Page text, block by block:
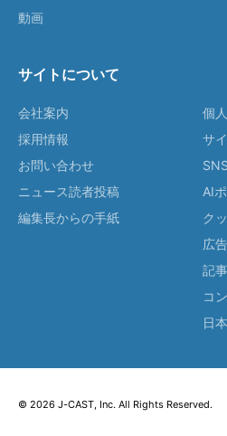
動画
サイトについて
会社案内
採用情報
お問い合わせ
ニュース読者投稿
編集長からの手紙
個
サ
AI
ク
広
記
コ
日
© 2026 J-CAST, Inc. All Rights Reserved.